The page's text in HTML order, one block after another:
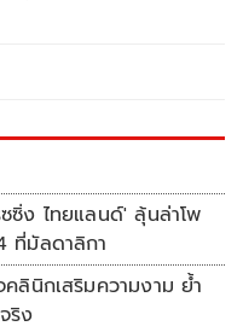
ซิ่ง ไทยแลนด์' ลุ้นล่าโพ
ที่มัลดาลิกา
คลินิกเสริมความงาม ย้ำ
ริง